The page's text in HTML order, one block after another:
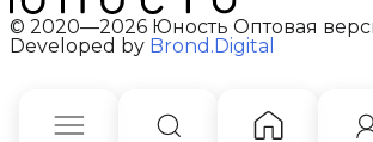
© 2020—2026 Юность Оптовая
Developed by Brond.Digital